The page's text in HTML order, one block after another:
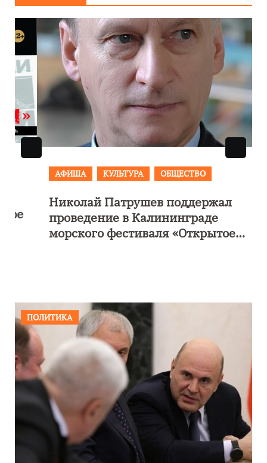
АФИША КУЛЬТУРА ОБЩЕСТВО
Николай Патрушев поддержал
проведение в Калининграде
морского фестиваля «Открытое
ПОЛИТИКА